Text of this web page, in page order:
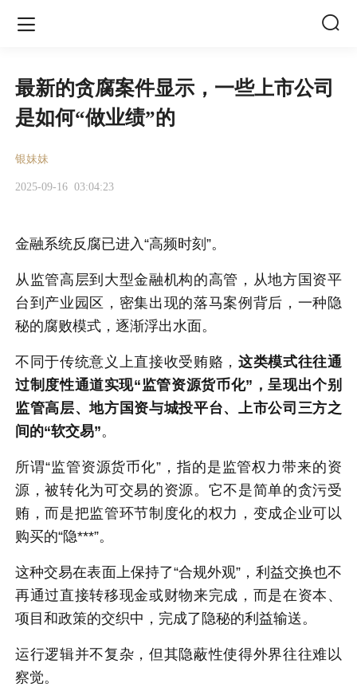
 
最新的贪腐案件显示，一些上市公司
是如何“做业绩”的
银妹妹
2025-09-16 03:04:23
金融系统反腐已进入“高频时刻”。
从监管高层到大型金融机构的高管，从地方国资平
台到产业园区，密集出现的落马案例背后，一种隐
秘的腐败模式，逐渐浮出水面。
不同于传统意义上直接收受贿赂， 这类模式往往通
过制度性通道实现“监管资源货币化”，呈现出个别
监管高层、地方国资与城投平台、上市公司三方之
间的“软交易”。
所谓“监管资源货币化”，指的是监管权力带来的资
源，被转化为可交易的资源。它不是简单的贪污受
贿，而是把监管环节制度化的权力，变成企业可以
购买的“隐***”。
这种交易在表面上保持了“合规外观”，利益交换也不
再通过直接转移现金或财物来完成，而是在资本、
项目和政策的交织中，完成了隐秘的利益输送。
运行逻辑并不复杂，但其隐蔽性使得外界往往难以
察觉。